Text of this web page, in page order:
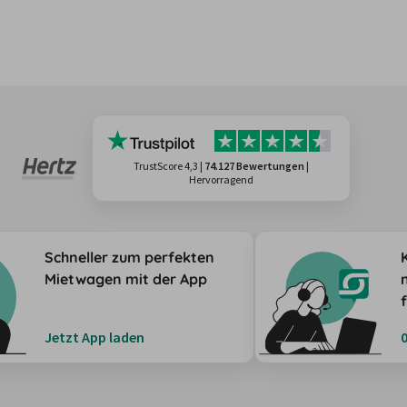
TrustScore 4,3 | 74.127 Bewertungen |
Hervorragend
Schneller zum perfekten
Mietwagen mit der App
Jetzt App laden